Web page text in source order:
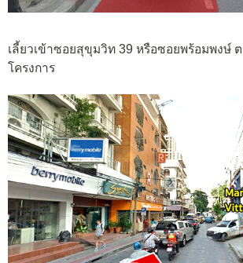
เลี้ยวเข้าซอยสุขุมวิท 39 หรือซอยพร้อมพงษ์ ต
โครงการ